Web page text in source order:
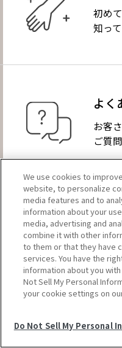
初め
知っ
よく
お客
ご質
SELF
We use cookies to
website, to personalize
media features and to
information about your
media, advertising and
combine it with other
to them or that they have
services. You have the
information about you
Not Sell My Personal
your cookie settings on
Do Not Sell My Personal